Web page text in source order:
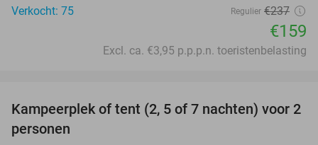
Verkocht: 75 Regulier €237
€159
Excl. ca. €3,95 p.p.p.n. toeristenbelasting
32%
Kampeerplek of tent (2, 5 of 7 nachten) voor 2
personen